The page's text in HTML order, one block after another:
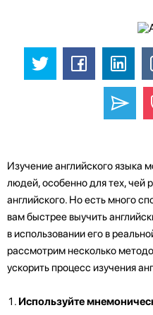
Изучение английского языка
людей, особенно для тех, чей
английского. Но есть много
вам быстрее выучить
в использовании его в
рассмотрим несколько
ускорить процесс изучения
Используйте